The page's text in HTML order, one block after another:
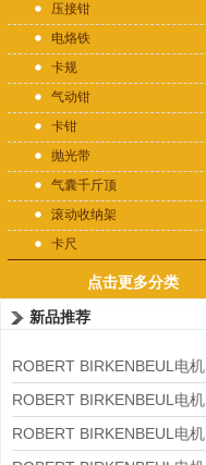
压接钳
电烙铁
卡规
气动钳
卡钳
抛光带
气囊千斤顶
滚动收纳架
卡尺
点击更多分类
新品推荐
ROBERT BIRKENBEUL电机
8APE225M-4-IE3
ROBERT BIRKENBEUL电机
8APE180L-4 IE3
ROBERT BIRKENBEUL电机